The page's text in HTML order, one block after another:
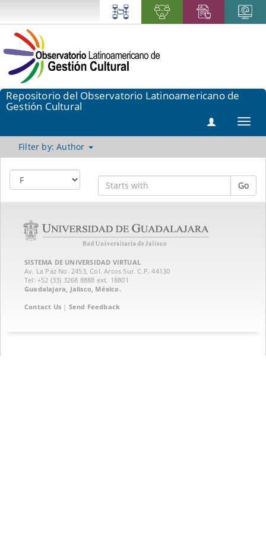
Repositorio del Observatorio Latinoamericano de
Gestión Cultural
Filter by: Author
Go
SISTEMA DE UNIVERSIDAD VIRTUAL
Av. La Paz No. 2453, Col. Arcos Sur. C.P. 44130
Tel: +52 (33) 3268 8888‏ ext. 18801
Guadalajara, Jalisco, México.
Contact Us | Send Feedback